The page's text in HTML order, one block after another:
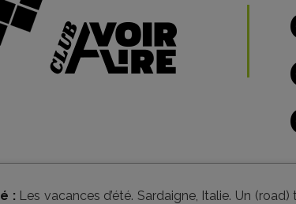
: Les vacances d’été. Sardaigne, Italie. Un